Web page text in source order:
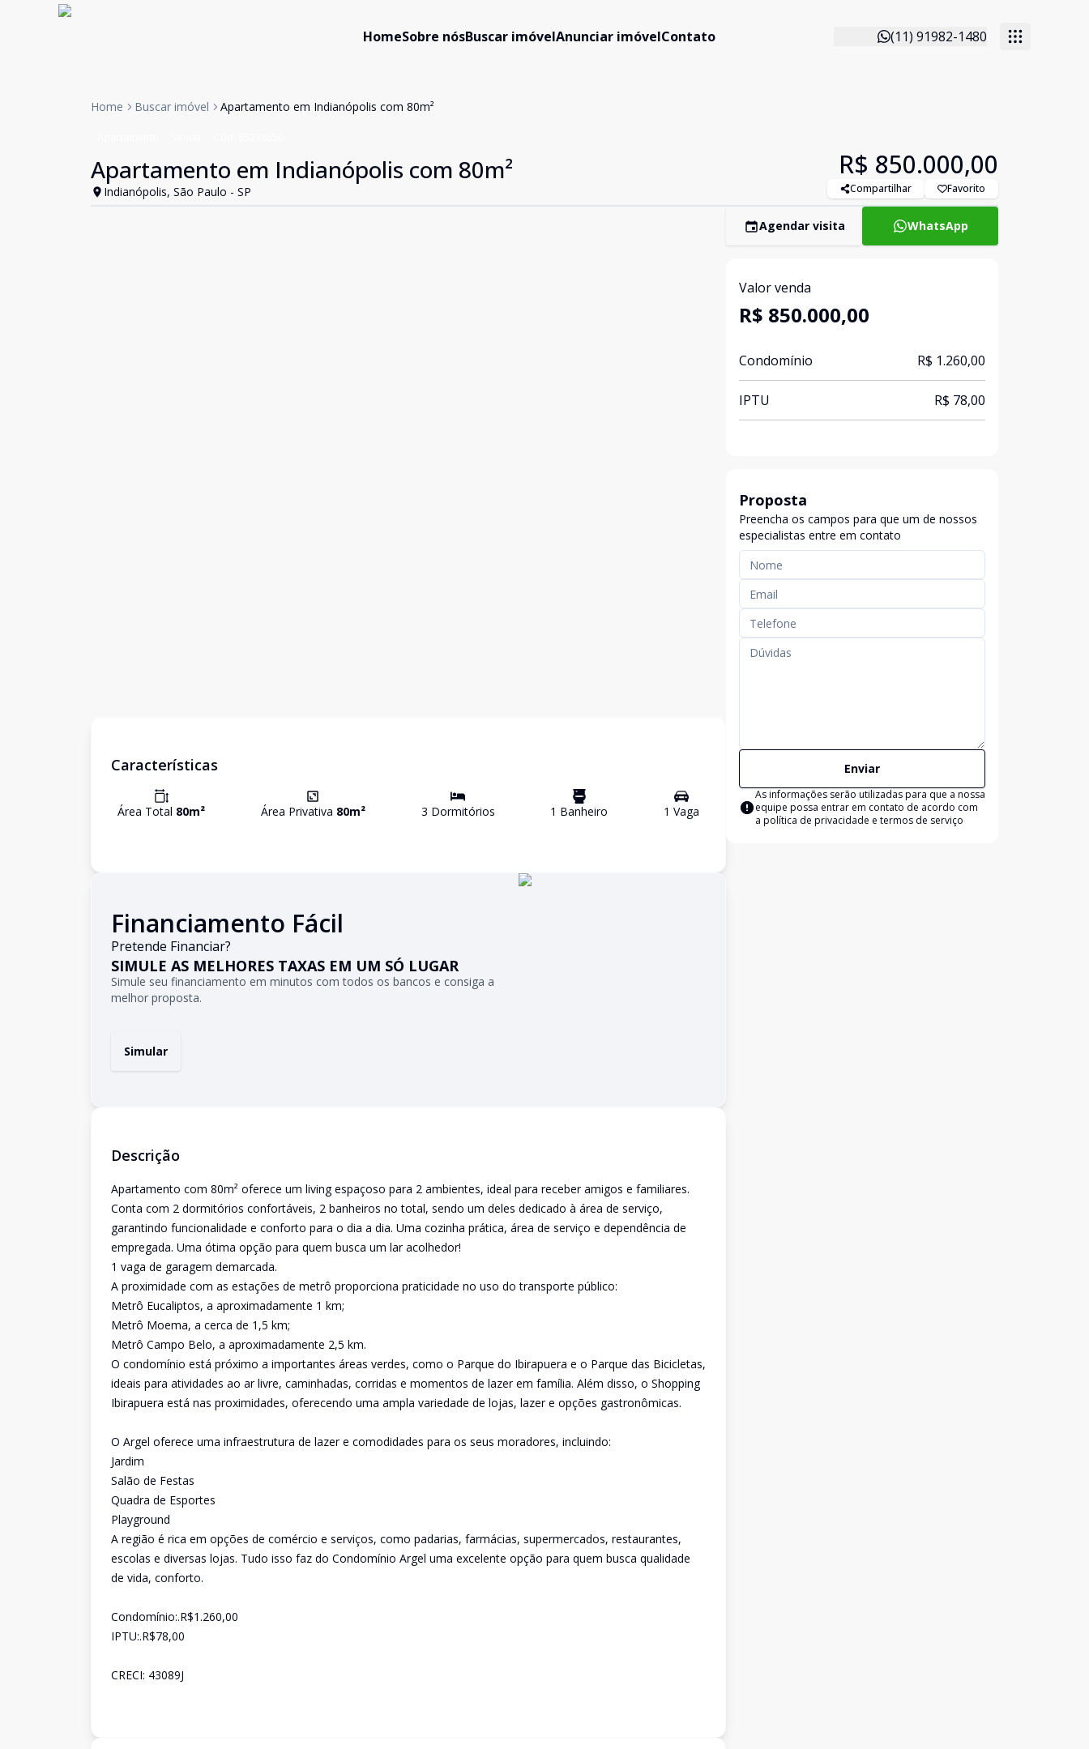
HomeSobre nósBuscar imóvelAnunciar imóvelContato (11) 91982-1480
Home Buscar imóvel Apartamento em Indianópolis com 80m²
Apartamento em Indianópolis com 80m²
Indianópolis, São Paulo - SP
R$ 850.000,00
Compartilhar Favorito
Características
Área Total 80m² Área Privativa 80m² 3 Dormitórios 1 Banheiro 1 Vaga
Financiamento Fácil
Pretende Financiar?
SIMULE AS MELHORES TAXAS EM UM SÓ LUGAR
Simule seu financiamento em minutos com todos os bancos e consiga a
melhor proposta.
Simular
Descrição
Apartamento com 80m² oferece um living espaçoso para 2 ambientes, ideal para receber amigos e familiares.
Conta com 2 dormitórios confortáveis, 2 banheiros no total, sendo um deles dedicado à área de serviço,
garantindo funcionalidade e conforto para o dia a dia. Uma cozinha prática, área de serviço e dependência de
empregada. Uma ótima opção para quem busca um lar acolhedor!
1 vaga de garagem demarcada.
A proximidade com as estações de metrô proporciona praticidade no uso do transporte público:
Metrô Eucaliptos, a aproximadamente 1 km;
Metrô Moema, a cerca de 1,5 km;
Metrô Campo Belo, a aproximadamente 2,5 km.
O condomínio está próximo a importantes áreas verdes, como o Parque do Ibirapuera e o Parque das Bicicletas,
ideais para atividades ao ar livre, caminhadas, corridas e momentos de lazer em família. Além disso, o Shopping
Ibirapuera está nas proximidades, oferecendo uma ampla variedade de lojas, lazer e opções gastronômicas.
O Argel oferece uma infraestrutura de lazer e comodidades para os seus moradores, incluindo:
Jardim
Salão de Festas
Quadra de Esportes
Playground
A região é rica em opções de comércio e serviços, como padarias, farmácias, supermercados, restaurantes,
escolas e diversas lojas. Tudo isso faz do Condomínio Argel uma excelente opção para quem busca qualidade
de vida, conforto.
Condomínio:.R$1.260,00
IPTU:.R$78,00
CRECI: 43089J
Agendar visita WhatsApp
Valor venda
R$ 850.000,00
Condomínio R$ 1.260,00
IPTU R$ 78,00
Proposta
Preencha os campos para que um de nossos
especialistas entre em contato
Enviar
As informações serão utilizadas para que a nossa
equipe possa entrar em contato de acordo com
a política de privacidade e termos de serviço